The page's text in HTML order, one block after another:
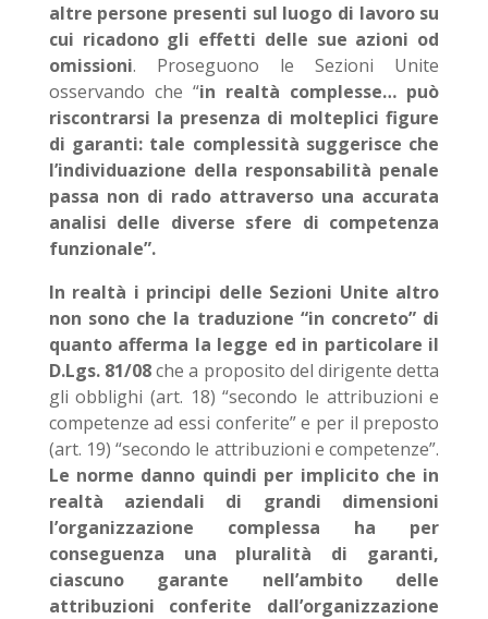
altre persone presenti sul luogo di lavoro su
cui ricadono gli effetti delle sue azioni od
omissioni. Proseguono le Sezioni Unite
osservando che “in realtà complesse… può
riscontrarsi la presenza di molteplici figure
di garanti: tale complessità suggerisce che
l’individuazione della responsabilità penale
passa non di rado attraverso una accurata
analisi delle diverse sfere di competenza
funzionale”.
In realtà i principi delle Sezioni Unite altro
non sono che la traduzione “in concreto” di
quanto afferma la legge ed in particolare il
D.Lgs. 81/08che a proposito del dirigente detta
gli obblighi (art. 18) “secondo le attribuzioni e
competenze ad essi conferite” e per il preposto
(art. 19) “secondo le attribuzioni e competenze”.
Le norme danno quindi per implicito che in
realtà aziendali di grandi dimensioni
l’organizzazione complessa ha per
conseguenza una pluralità di garanti,
ciascuno garante nell’ambito delle
attribuzioni conferite dall’organizzazione